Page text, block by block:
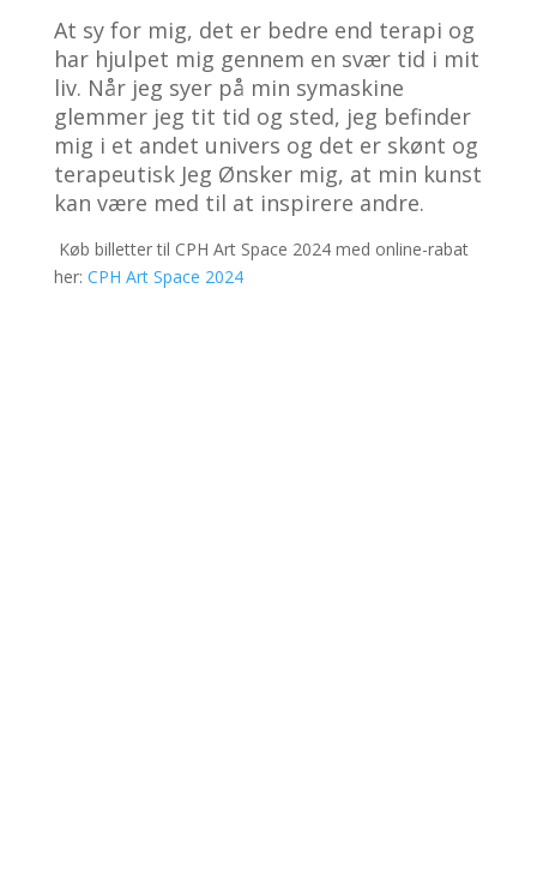
At sy for mig, det er bedre end terapi og
har hjulpet mig gennem en svær tid i mit
liv. Når jeg syer på min symaskine
glemmer jeg tit tid og sted, jeg befinder
mig i et andet univers og det er skønt og
terapeutisk Jeg Ønsker mig, at min kunst
kan være med til at inspirere andre.
Køb billetter til CPH Art Space 2024 med online-rabat
her: CPH Art Space 2024